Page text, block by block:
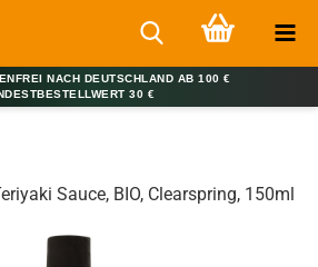
NACH DEUTSCHLAND AB 100 €
30 €
Sauce, BIO, Clearspring, 150ml